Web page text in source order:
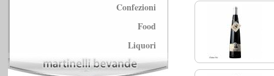
Confezioni
Food
Liquori